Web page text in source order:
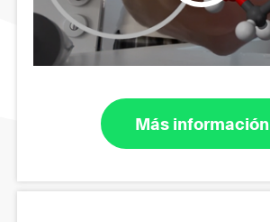
Más información